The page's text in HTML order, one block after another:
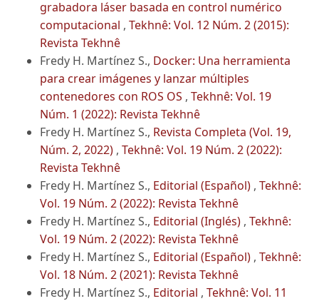
grabadora láser basada en control numérico
computacional , Tekhnê: Vol. 12 Núm. 2 (2015):
Revista Tekhnê
Fredy H. Martínez S., Docker: Una herramienta
para crear imágenes y lanzar múltiples
contenedores con ROS OS , Tekhnê: Vol. 19
Núm. 1 (2022): Revista Tekhnê
Fredy H. Martínez S., Revista Completa (Vol. 19,
Núm. 2, 2022) , Tekhnê: Vol. 19 Núm. 2 (2022):
Revista Tekhnê
Fredy H. Martínez S., Editorial (Español) , Tekhnê:
Vol. 19 Núm. 2 (2022): Revista Tekhnê
Fredy H. Martínez S., Editorial (Inglés) , Tekhnê:
Vol. 19 Núm. 2 (2022): Revista Tekhnê
Fredy H. Martínez S., Editorial (Español) , Tekhnê:
Vol. 18 Núm. 2 (2021): Revista Tekhnê
Fredy H. Martínez S., Editorial , Tekhnê: Vol. 11